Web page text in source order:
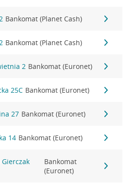
Bankomat (Planet Cash)
Bankomat (Planet Cash)
2 Bankomat (Euronet)
25C Bankomat (Euronet)
27 Bankomat (Euronet)
14 Bankomat (Euronet)
Bankomat
(Euronet)